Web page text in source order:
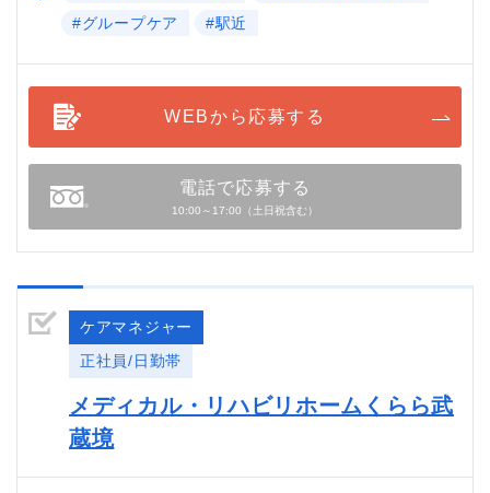
#グループケア
#駅近
WEBから応募する
電話で応募する
10:00～17:00（土日祝含む）
ケアマネジャー
正社員/日勤帯
メディカル・リハビリホームくらら武
蔵境